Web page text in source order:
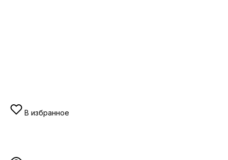
В избранное